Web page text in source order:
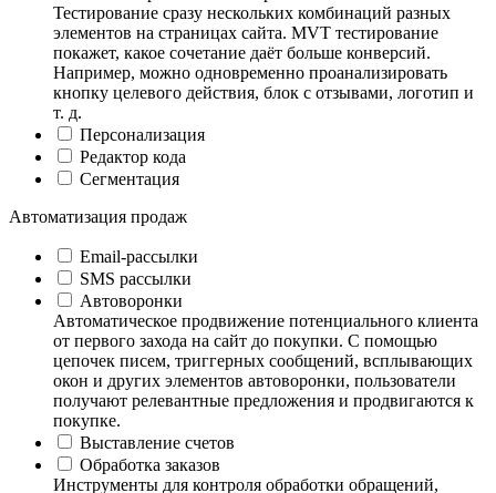
Тестирование сразу нескольких комбинаций разных
элементов на страницах сайта. MVT тестирование
покажет, какое сочетание даёт больше конверсий.
Например, можно одновременно проанализировать
кнопку целевого действия, блок с отзывами, логотип и
т. д.
Персонализация
Редактор кода
Сегментация
Автоматизация продаж
Email-рассылки
SMS рассылки
Автоворонки
Автоматическое продвижение потенциального клиента
от первого захода на сайт до покупки. С помощью
цепочек писем, триггерных сообщений, всплывающих
окон и других элементов автоворонки, пользователи
получают релевантные предложения и продвигаются к
покупке.
Выставление счетов
Обработка заказов
Инструменты для контроля обработки обращений,